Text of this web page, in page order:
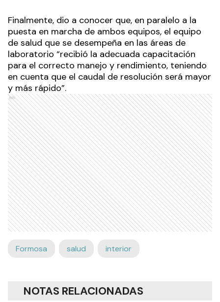
Finalmente, dio a conocer que, en paralelo a la
puesta en marcha de ambos equipos, el equipo
de salud que se desempeña en las áreas de
laboratorio “recibió la adecuada capacitación
para el correcto manejo y rendimiento, teniendo
en cuenta que el caudal de resolución será mayor
y más rápido”.
Ads
Formosa salud interior
NOTAS RELACIONADAS